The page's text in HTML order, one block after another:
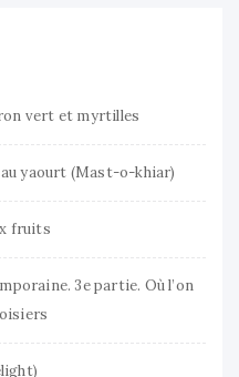
vert et myrtilles
yaourt (Mast-o-khiar)
fruits
3e partie. Où l’on